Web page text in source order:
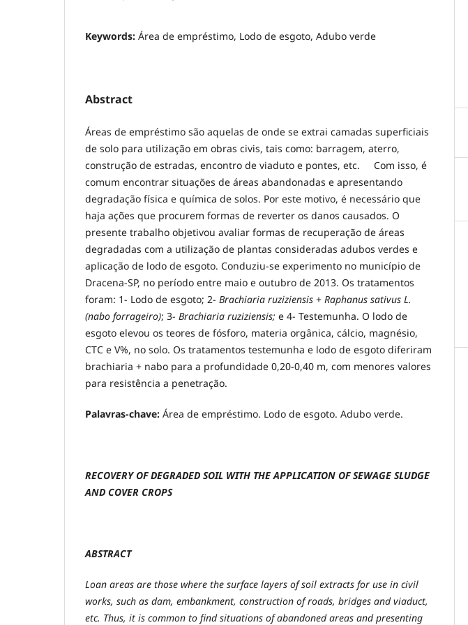
Keywords: Área de empréstimo, Lodo de esgoto, Adubo verde
Abstract
Áreas de empréstimo são aquelas de onde se extrai camadas superficiais
de solo para utilização em obras civis, tais como: barragem, aterro,
construção de estradas, encontro de viaduto e pontes, etc. Com isso, é
comum encontrar situações de áreas abandonadas e apresentando
degradação física e química de solos. Por este motivo, é necessário que
haja ações que procurem formas de reverter os danos causados. O
presente trabalho objetivou avaliar formas de recuperação de áreas
degradadas com a utilização de plantas consideradas adubos verdes e
aplicação de lodo de esgoto. Conduziu-se experimento no município de
Dracena-SP, no período entre maio e outubro de 2013. Os tratamentos
foram: 1- Lodo de esgoto; 2- Brachiaria ruziziensis + Raphanus sativus L.
(nabo forrageiro); 3- Brachiaria ruziziensis; e 4- Testemunha. O lodo de
esgoto elevou os teores de fósforo, materia orgânica, cálcio, magnésio,
CTC e V%, no solo. Os tratamentos testemunha e lodo de esgoto diferiram
brachiaria + nabo para a profundidade 0,20-0,40 m, com menores valores
para resistência a penetração.
Palavras-chave: Área de empréstimo. Lodo de esgoto. Adubo verde.
RECOVERYOF DEGRADED SOIL WITH THE APPLICATION OF SEWAGE SLUDGE
AND COVER CROPS
ABSTRACT
Loan areas are those where the surface layers of soil extracts for use in civil
works, such as dam, embankment, construction of roads, bridges and viaduct,
etc. Thus, it is common to find situations of abandoned areas and presenting